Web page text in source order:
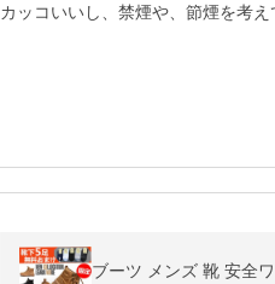
カッコいいし、禁煙や、節煙を考え